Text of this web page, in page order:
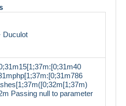
Duculot
Passing null to parameter